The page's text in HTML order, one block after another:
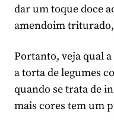
dar um toque doce
amendoim
Portanto, veja qual
a torta de legumes
quando se trata de
mais cores tem um